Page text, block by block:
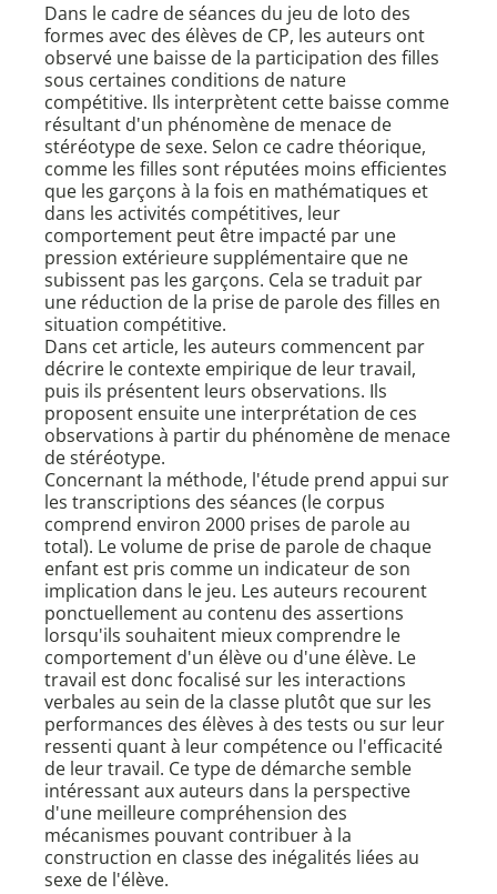
Dans le cadre de séances du jeu de loto des
formes avec des élèves de CP, les auteurs ont
observé une baisse de la participation des filles
sous certaines conditions de nature
compétitive. Ils interprètent cette baisse comme
résultant d'un phénomène de menace de
stéréotype de sexe. Selon ce cadre théorique,
comme les filles sont réputées moins efficientes
que les garçons à la fois en mathématiques et
dans les activités compétitives, leur
comportement peut être impacté par une
pression extérieure supplémentaire que ne
subissent pas les garçons. Cela se traduit par
une réduction de la prise de parole des filles en
situation compétitive.
Dans cet article, les auteurs commencent par
décrire le contexte empirique de leur travail,
puis ils présentent leurs observations. Ils
proposent ensuite une interprétation de ces
observations à partir du phénomène de menace
de stéréotype.
Concernant la méthode, l'étude prend appui sur
les transcriptions des séances (le corpus
comprend environ 2000 prises de parole au
total). Le volume de prise de parole de chaque
enfant est pris comme un indicateur de son
implication dans le jeu. Les auteurs recourent
ponctuellement au contenu des assertions
lorsqu'ils souhaitent mieux comprendre le
comportement d'un élève ou d'une élève. Le
travail est donc focalisé sur les interactions
verbales au sein de la classe plutôt que sur les
performances des élèves à des tests ou sur leur
ressenti quant à leur compétence ou l'efficacité
de leur travail. Ce type de démarche semble
intéressant aux auteurs dans la perspective
d'une meilleure compréhension des
mécanismes pouvant contribuer à la
construction en classe des inégalités liées au
sexe de l'élève.